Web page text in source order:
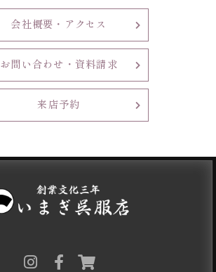
会社概要・アクセス
お問い合わせ・資料請求
来店予約